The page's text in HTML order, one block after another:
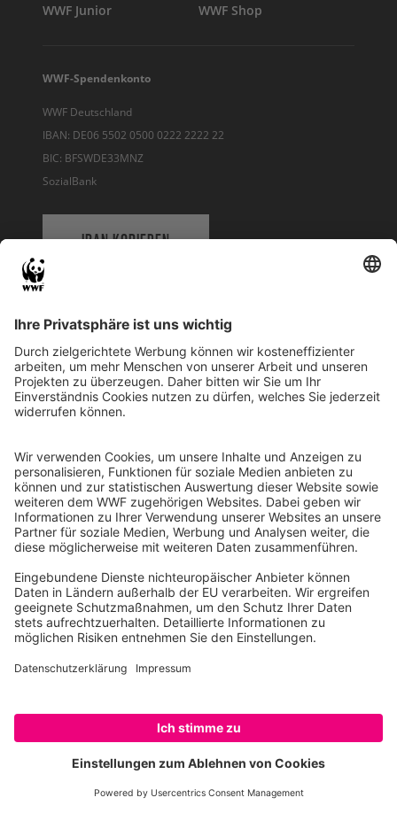
SPENDEN
WWF Junior WWF Shop
WWF-Spendenkonto
WWF Deutschland
IBAN: DE06 5502 0500 0222 2222 22
BIC: BFSWDE33MNZ
SozialBank
IBAN KOPIEREN
WWF Deutschland
Reinhardtstr. 18
10117 Berlin
Ihre Spende kann steuerlich geltend gemacht werden
Registriert als Stiftung WWF Deutschland, Senatsverwaltung für
Justiz Berlin, Az: 3416/976/2
Umsatzsteuer-Identifikationsnummer: DE 114236103
Freistellungsbescheid: Als gemeinnützige Körperschaft befreit
von der Körperschaftssteuer gem. §5 I 9 KStg. unter der
Steuernummer 27/641/09321